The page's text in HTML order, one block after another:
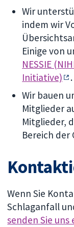
Wir
indem wir
Einige von
NESSIE
Initiative)
.
Wir bauen
Mitglieder
Mitglieder,
Bereich
Wenn Sie
Schlaganfall
senden Sie uns